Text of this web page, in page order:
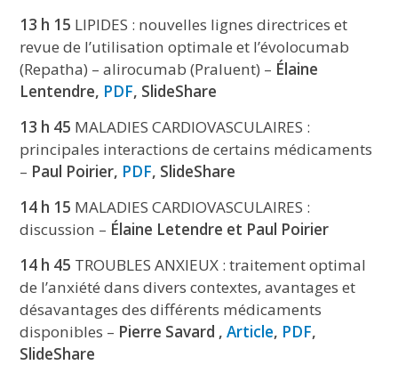
13 h 15 LIPIDES : nouvelles lignes directrices et
revue de l’utilisation optimale et l’évolocumab
(Repatha) – alirocumab (Praluent) – Élaine
Lentendre, PDF, SlideShare
13 h 45 MALADIES CARDIOVASCULAIRES :
principales interactions de certains médicaments
– Paul Poirier, PDF, SlideShare
14 h 15 MALADIES CARDIOVASCULAIRES :
discussion – Élaine Letendre et Paul Poirier
14 h 45 TROUBLES ANXIEUX : traitement optimal
de l’anxiété dans divers contextes, avantages et
désavantages des différents médicaments
disponibles – Pierre Savard ,Article, PDF,
SlideShare